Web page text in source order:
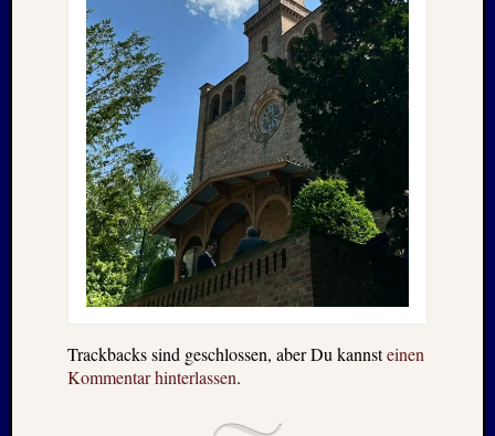
Trackbacks sind geschlossen, aber Du kannsteinen
Kommentar hinterlassen.